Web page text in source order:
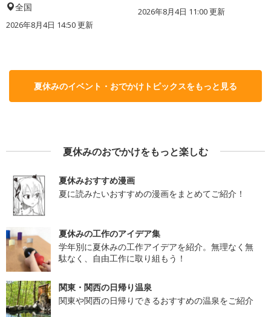
全国
2026年8月4日 14:50更新
2026年8月4日 11:00更新
夏休みのイベント・おでかけトピックスをもっと見る
夏休みのおでかけをもっと楽しむ
夏休みおすすめ漫画
夏に読みたいおすすめの漫画をまとめてご紹介！
夏休みの工作のアイデア集
学年別に夏休みの工作アイデアを紹介。無理なく無
駄なく、自由工作に取り組もう！
関東・関西の日帰り温泉
関東や関西の日帰りできるおすすめの温泉をご紹介